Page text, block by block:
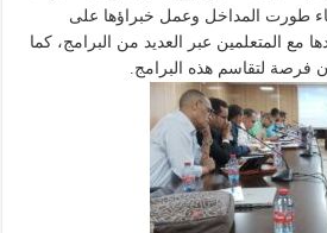
طورت المداخل وعمل خبراؤها على
مع المتعلمين عبر العديد من البرامج، كما
فرصة لتقاسم هذه البرامج.